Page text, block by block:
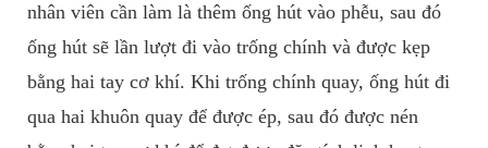
nhân viên cần làm là thêm ống hút vào phễu, sau đó
ống hút sẽ lần lượt đi vào trống chính và được kẹp
bằng hai tay cơ khí. Khi trống chính quay, ống hút đi
qua hai khuôn quay để được ép, sau đó được nén